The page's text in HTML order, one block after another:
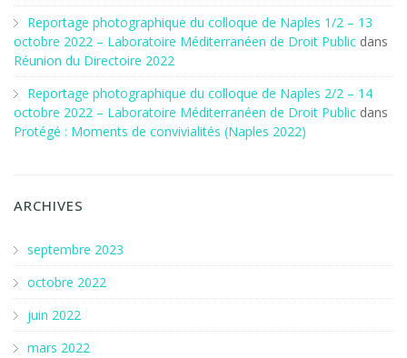
Reportage photographique du colloque de Naples 1/2 – 13
octobre 2022 – Laboratoire Méditerranéen de Droit Public dans
Réunion du Directoire 2022
Reportage photographique du colloque de Naples 2/2 – 14
octobre 2022 – Laboratoire Méditerranéen de Droit Public dans
Protégé : Moments de convivialités (Naples 2022)
ARCHIVES
septembre 2023
octobre 2022
juin 2022
mars 2022